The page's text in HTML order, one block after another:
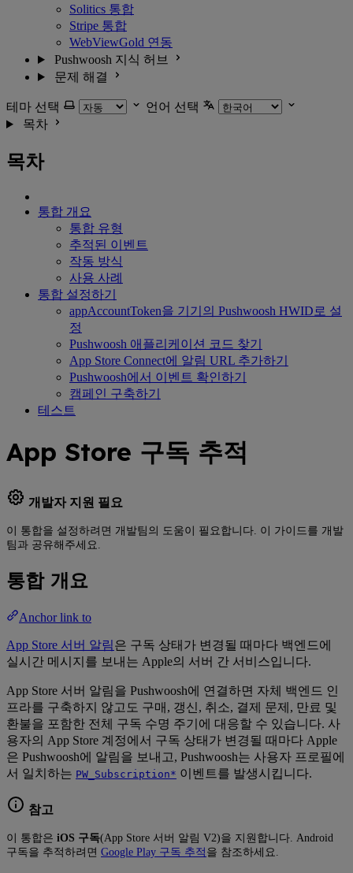
Solitics 통합
Stripe 통합
WebViewGold 연동
Pushwoosh 지식 허브
문제 해결
테마 선택
언어 선택
목차
목차
통합 개요
통합 유형
추적된 이벤트
작동 방식
사용 사례
통합 설정하기
appAccountToken을 기기의 Pushwoosh HWID로 설
정
Pushwoosh 애플리케이션 코드 찾기
App Store Connect에 알림 URL 추가하기
Pushwoosh에서 이벤트 확인하기
캠페인 구축하기
테스트
App Store 구독 추적
개발자 지원 필요
이 통합을 설정하려면 개발팀의 도움이 필요합니다. 이 가이드를 개발
팀과 공유해주세요.
통합 개요
Anchor link to
App Store 서버 알림은 구독 상태가 변경될 때마다 백엔드에
실시간 메시지를 보내는 Apple의 서버 간 서비스입니다.
App Store 서버 알림을 Pushwoosh에 연결하면 자체 백엔드 인
프라를 구축하지 않고도 구매, 갱신, 취소, 결제 문제, 만료 및
환불을 포함한 전체 구독 수명 주기에 대응할 수 있습니다. 사
용자의 App Store 계정에서 구독 상태가 변경될 때마다 Apple
은 Pushwoosh에 알림을 보내고, Pushwoosh는 사용자 프로필에
서 일치하는 PW_Subscription* 이벤트를 발생시킵니다.
참고
이 통합은 iOS 구독(App Store 서버 알림 V2)을 지원합니다. Android
구독을 추적하려면 Google Play 구독 추적 을 참조하세요.